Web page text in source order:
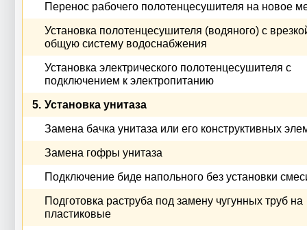
Перенос рабочего полотенцесушителя на новое
Установка полотенцесушителя (водяного) с
общую систему водоснабжения
Установка электрического полотенцесушителя с
подключением к электропитанию
5. Установка унитаза
Замена бачка унитаза или его конструктивных
Замена гофры унитаза
Подключение биде напольного без установки
Подготовка раструба под замену чугунных труб на
пластиковые